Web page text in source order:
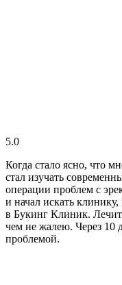
5.0
Когда стало ясно, что
стал изучать
операции проблем с
и начал искать
в Букинг Клиник.
чем не жалею. Через 10
проблемой.